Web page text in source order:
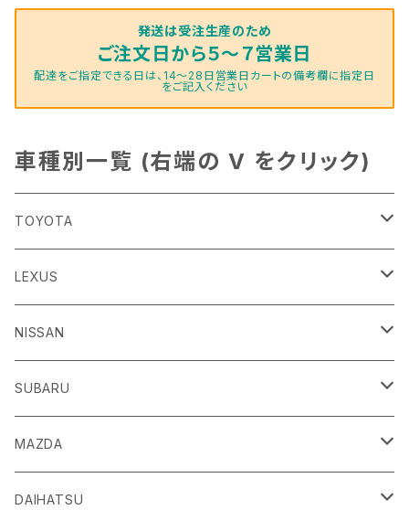
発送は受注生産のため
ご注文日から５～７営業日
配達をご指定できる日は、14～28日営業日カートの備考欄に指定日
をご記入ください
車種別一覧 (右端の V をクリック)
TOYOTA
86
H24/4～R3/8 ZN6
GR86
R3/10～ ZN8
ｂＢ
H17/12～H28/8 20系
ｂZ４X
R4/5~ XEAM10/11/15・YEAM15
Ｃ-ＨＲ
LEXUS
ＣＴ
H23/1～R4/11
ＥＳ
H30/10～
ＧＳ
H24/1～R2/7
ＨＳ
NISSAN
ＡＤ
H18/12～ Y12
ＧＴ－Ｒ
H19/12～ R35
ＮＴ１００クリッパートラック
SUBARU
ＢＲＺ
H24/3～R3/8 ZC6
ＷＲＸ Ｓ４/ＳＴＩ
MAZDA
ＣＸ－３
DAIHATSU